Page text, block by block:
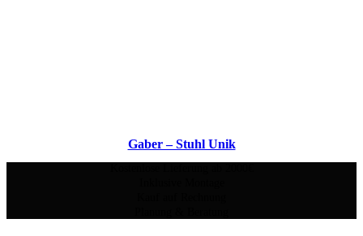
Gaber – Stuhl Unik